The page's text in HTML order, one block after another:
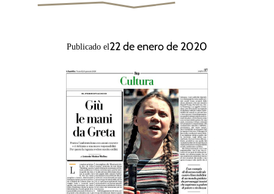
Publicado el22 de enero de 2020